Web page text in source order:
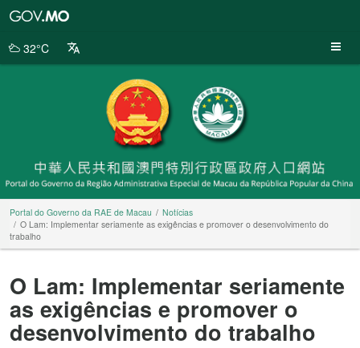
da
32°C
Portal do Governo da RAE de Macau
Notícias
O Lam: Implementar seriamente as exigências e promover o desenvolvimento do
trabalho
O Lam: Implementar seriamente
as exigências e promover o
desenvolvimento do trabalho